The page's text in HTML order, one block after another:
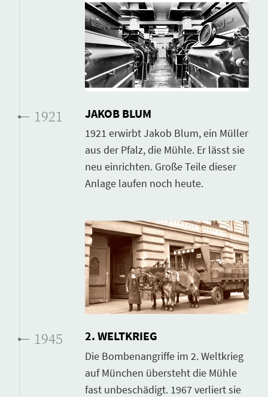
1921 JAKOB BLUM
1921 erwirbt Jakob Blum, ein Müller
aus der Pfalz, die Mühle. Er lässt sie
neu einrichten. Große Teile dieser
Anlage laufen noch heute.
1945 2. WELTKRIEG
Die Bombenangriffe im 2. Weltkrieg
auf München übersteht die Mühle
fast unbeschädigt. 1967 verliert sie